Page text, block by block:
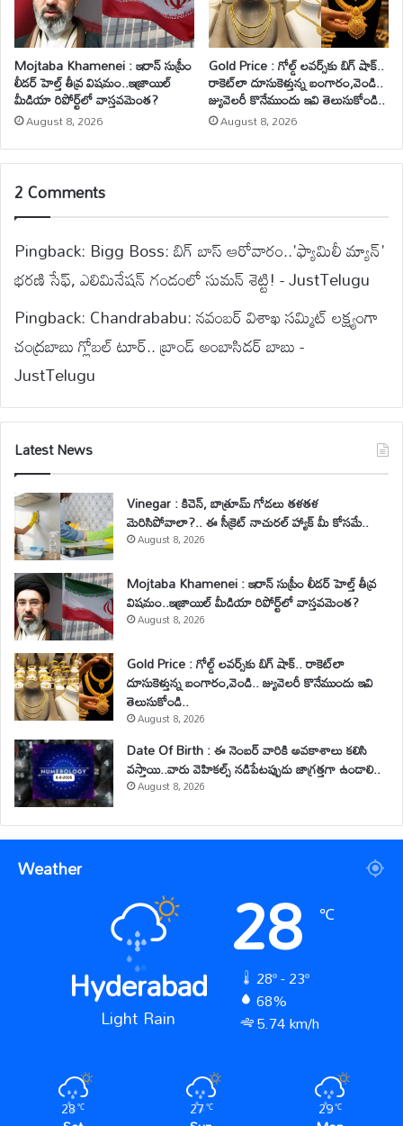
Mojtaba Khamenei : ఇరాన్ సుప్రీం
లీడర్ హెల్త్ తీవ్ర విషమం..ఇజ్రాయిల్
మీడియా రిపోర్ట్‌లో వాస్తవమెంత?
August 8, 2026
Gold Price : గోల్డ్ లవర్స్‌కు బిగ్ షాక్..
రాకెట్‌లా దూసుకెళ్తున్న బంగారం,వెండి..
జ్యువెలరీ కొనేముందు ఇవి తెలుసుకోండి..
August 8, 2026
2 Comments
Pingback: Bigg Boss: బిగ్ బాస్ ఆరోవారం..'ఫ్యామిలీ మ్యాన్'
భరణి సేఫ్, ఎలిమినేషన్ గండంలో సుమన్ శెట్టి! - JustTelugu
Pingback:Chandrababu: నవంబర్ విశాఖ సమ్మిట్‌ లక్ష్యంగా
చంద్రబాబు గ్లోబల్ టూర్.. బ్రాండ్ అంబాసిడర్‌ బాబు -
JustTelugu
Latest News
Vinegar : కిచెన్, బాత్రూమ్ గోడలు తళతళ
మెరిసిపోవాలా?.. ఈ సీక్రెట్ నాచురల్ హ్యాక్ మీ కోసమే..
August 8, 2026
Mojtaba Khamenei : ఇరాన్ సుప్రీం లీడర్ హెల్త్ తీవ్ర
విషమం..ఇజ్రాయిల్ మీడియా రిపోర్ట్‌లో వాస్తవమెంత?
August 8, 2026
Gold Price : గోల్డ్ లవర్స్‌కు బిగ్ షాక్.. రాకెట్‌లా
దూసుకెళ్తున్న బంగారం,వెండి.. జ్యువెలరీ కొనేముందు ఇవి
తెలుసుకోండి..
August 8, 2026
Date Of Birth : ఈ నెంబర్ వారికి అవకాశాలు కలిసి
వస్తాయి..వారు వెహికల్స్ నడిపేటప్పుడు జాగ్రత్తగా ఉండాలి..
August 8, 2026
Weather
Hyderabad
Light Rain
28 ℃
28º - 23º
68%
5.74 km/h
28℃ 27℃ 29℃